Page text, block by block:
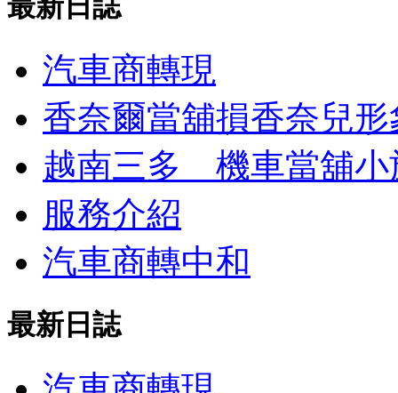
汽車商轉現
香奈爾當舖損香奈兒形
越南三多 機車當舖小
服務介紹
汽車商轉中和
最新日誌